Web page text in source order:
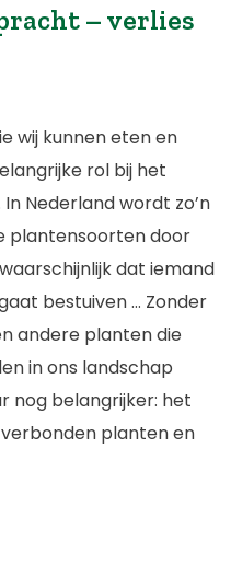
– verlies
wij kunnen eten en
rol bij het
Nederland wordt zo’n
plantensoorten door
dat iemand
bestuiven … Zonder
andere planten die
in ons landschap
nog belangrijker: het
planten en